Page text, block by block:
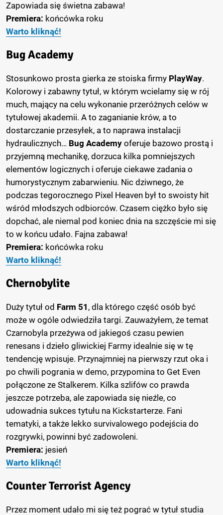
Zapowiada się świetna zabawa!
Premiera: końcówka roku
Warto kliknąć!
Bug Academy
Stosunkowo prosta gierka ze stoiska firmy PlayWay.
Kolorowy i zabawny tytuł, w którym wcielamy się w rój
much, mający na celu wykonanie przeróżnych celów w
tytułowej akademii. A to zaganianie krów, a to
dostarczanie przesyłek, a to naprawa instalacji
hydraulicznych… Bug Academy oferuje bazowo prostą i
przyjemną mechanikę, dorzuca kilka pomniejszych
elementów logicznych i oferuje ciekawe zadania o
humorystycznym zabarwieniu. Nic dziwnego, że
podczas tegorocznego Pixel Heaven był to swoisty hit
wśród młodszych odbiorców. Czasem ciężko było się
dopchać, ale niemal pod koniec dnia na szczęście mi się
to w końcu udało. Fajna zabawa!
Premiera: końcówka roku
Warto kliknąć!
Chernobylite
Duży tytuł od Farm 51 , dla którego część osób być
może w ogóle odwiedziła targi. Zauważyłem, że temat
Czarnobyla przeżywa od jakiegoś czasu pewien
renesans i dzieło gliwickiej Farmy idealnie się w tę
tendencję wpisuje. Przynajmniej na pierwszy rzut oka i
po chwili pogrania w demo, przypomina to Get Even
połączone ze Stalkerem. Kilka szlifów co prawda
jeszcze potrzeba, ale zapowiada się nieźle, co
udowadnia sukces tytułu na Kickstarterze. Fani
tematyki, a także lekko survivalowego podejścia do
rozgrywki, powinni być zadowoleni.
Premiera: jesień
Warto kliknąć!
Counter Terrorist Agency
Przez moment udało mi się też pograć w tytuł studia